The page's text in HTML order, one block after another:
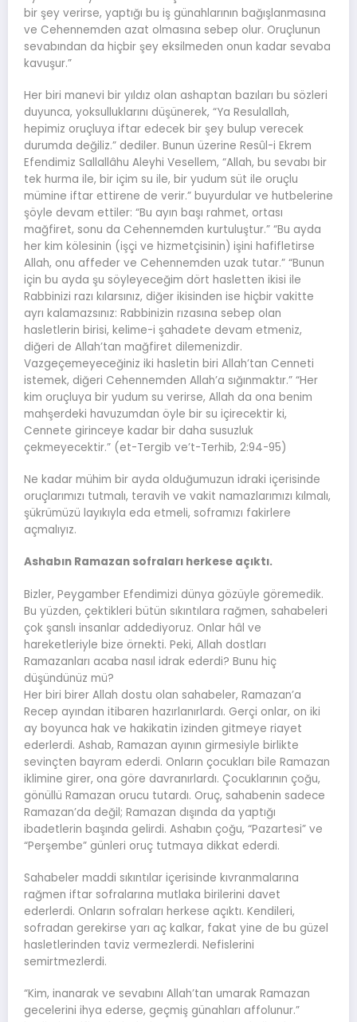
bir şey verirse, yaptığı bu iş günahlarının bağışlanmasına
ve Cehennemden azat olmasına sebep olur. Oruçlunun
sevabından da hiçbir şey eksilmeden onun kadar sevaba
kavuşur.”
Her biri manevi bir yıldız olan ashaptan bazıları bu sözleri
duyunca, yoksulluklarını düşünerek, “Ya Resulallah,
hepimiz oruçluya iftar edecek bir şey bulup verecek
durumda değiliz.” dediler. Bunun üzerine Resûl-i Ekrem
Efendimiz Sallallâhu Aleyhi Vesellem, “Allah, bu sevabı bir
tek hurma ile, bir içim su ile, bir yudum süt ile oruçlu
mümine iftar ettirene de verir.” buyurdular ve hutbelerine
şöyle devam ettiler: “Bu ayın başı rahmet, ortası
mağfiret, sonu da Cehennemden kurtuluştur.” “Bu ayda
her kim kölesinin (işçi ve hizmetçisinin) işini hafifletirse
Allah, onu affeder ve Cehennemden uzak tutar.” “Bunun
için bu ayda şu söyleyeceğim dört hasletten ikisi ile
Rabbinizi razı kılarsınız, diğer ikisinden ise hiçbir vakitte
ayrı kalamazsınız: Rabbinizin rızasına sebep olan
hasletlerin birisi, kelime-i şahadete devam etmeniz,
diğeri de Allah’tan mağfiret dilemenizdir.
Vazgeçemeyeceğiniz iki hasletin biri Allah’tan Cenneti
istemek, diğeri Cehennemden Allah’a sığınmaktır.” “Her
kim oruçluya bir yudum su verirse, Allah da ona benim
mahşerdeki havuzumdan öyle bir su içirecektir ki,
Cennete girinceye kadar bir daha susuzluk
çekmeyecektir.” (et-Tergib ve’t-Terhib, 2:94-95)
Ne kadar mühim bir ayda olduğumuzun idraki içerisinde
oruçlarımızı tutmalı, teravih ve vakit namazlarımızı kılmalı,
şükrümüzü layıkıyla eda etmeli, soframızı fakirlere
açmalıyız.
Ashabın Ramazan sofraları herkese açıktı.
Bizler, Peygamber Efendimizi dünya gözüyle göremedik.
Bu yüzden, çektikleri bütün sıkıntılara rağmen, sahabeleri
çok şanslı insanlar addediyoruz. Onlar hâl ve
hareketleriyle bize örnekti. Peki, Allah dostları
Ramazanları acaba nasıl idrak ederdi? Bunu hiç
düşündünüz mü?
Her biri birer Allah dostu olan sahabeler, Ramazan’a
Recep ayından itibaren hazırlanırlardı. Gerçi onlar, on iki
ay boyunca hak ve hakikatin izinden gitmeye riayet
ederlerdi. Ashab, Ramazan ayının girmesiyle birlikte
sevinçten bayram ederdi. Onların çocukları bile Ramazan
iklimine girer, ona göre davranırlardı. Çocuklarının çoğu,
gönüllü Ramazan orucu tutardı. Oruç, sahabenin sadece
Ramazan’da değil; Ramazan dışında da yaptığı
ibadetlerin başında gelirdi. Ashabın çoğu, “Pazartesi” ve
“Perşembe” günleri oruç tutmaya dikkat ederdi.
Sahabeler maddi sıkıntılar içerisinde kıvranmalarına
rağmen iftar sofralarına mutlaka birilerini davet
ederlerdi. Onların sofraları herkese açıktı. Kendileri,
sofradan gerekirse yarı aç kalkar, fakat yine de bu güzel
hasletlerinden taviz vermezlerdi. Nefislerini
semirtmezlerdi.
“Kim, inanarak ve sevabını Allah’tan umarak Ramazan
gecelerini ihya ederse, geçmiş günahları affolunur.”